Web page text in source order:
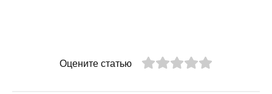
Оцените статью